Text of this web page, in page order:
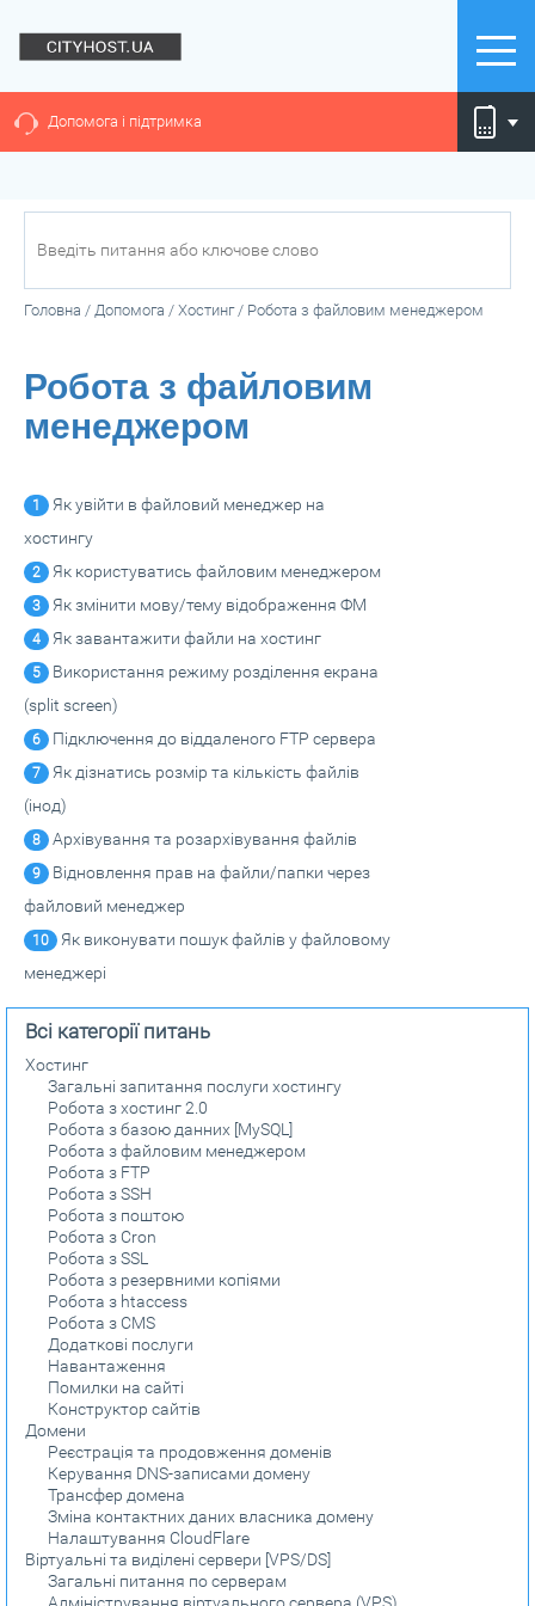
Допомога і підтримка
Головна / Допомога / Хостинг/ Робота з файловим менеджером
Робота з файловим
менеджером
1
Як увійти в файловий менеджер на
хостингу
2 Як користуватись файловим менеджером
3 Як змінити мову/тему відображення ФМ
4 Як завантажити файли на хостинг
5
Використання режиму розділення екрана
(split screen)
6 Підключення до віддаленого FTP сервера
7
Як дізнатись розмір та кількість файлів
(інод)
8 Архівування та розархівування файлів
9
Відновлення прав на файли/папки через
файловий менеджер
10
Як виконувати пошук файлів у файловому
менеджері
Всі категорії питань
Хостинг
Загальні запитання послуги хостингу
Робота з хостинг 2.0
Робота з базою данних [MySQL]
Робота з файловим менеджером
Робота з FTP
Робота з SSH
Робота з поштою
Робота з Cron
Робота з SSL
Робота з резервними копіями
Робота з htaccess
Робота з CMS
Додаткові послуги
Навантаження
Помилки на сайтi
Конструктор сайтів
Домени
Реєстрація та продовження доменів
Керування DNS-записами домену
Трансфер домена
Зміна контактних даних власника домену
Налаштування CloudFlare
Віртуальні та виділені сервери [VPS/DS]
Загальні питання по серверам